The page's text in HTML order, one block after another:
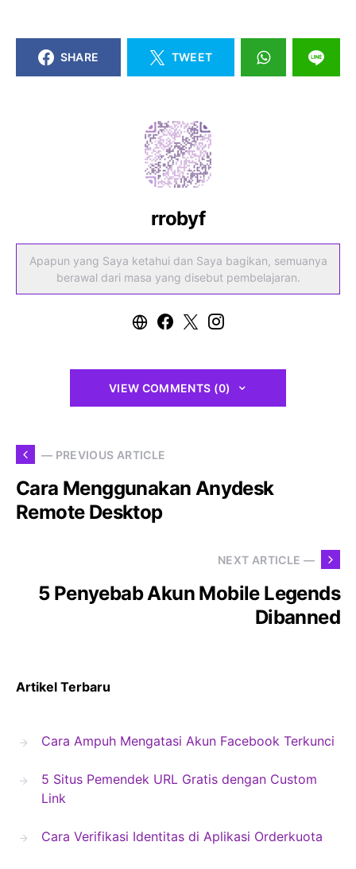
SHARE TWEET
rrobyf
Apapun yang Saya ketahui dan Saya bagikan, semuanya
berawal dari masa yang disebut pembelajaran.
VIEW COMMENTS (0)
— PREVIOUS ARTICLE
Cara Menggunakan Anydesk
Remote Desktop
NEXT ARTICLE —
5 Penyebab Akun Mobile Legends
Dibanned
Artikel Terbaru
Cara Ampuh Mengatasi Akun Facebook Terkunci
5 Situs Pemendek URL Gratis dengan Custom
Link
Cara Verifikasi Identitas di Aplikasi Orderkuota